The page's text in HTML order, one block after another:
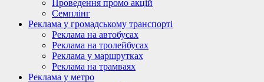
Проведення промо акцій
Семплінг
Реклама у громадському транспорті
Реклама на автобусах
Реклама на тролейбусах
Реклама у маршрутках
Реклама на трамваях
Реклама у метро